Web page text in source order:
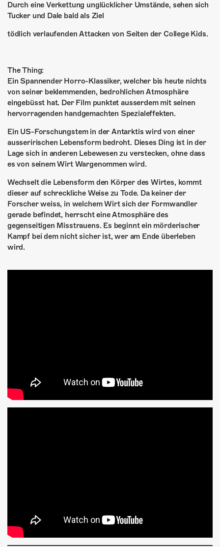
Durch eine Verkettung unglücklicher Umstände, sehen sich
Tucker und Dale bald als Ziel
tödlich verlaufenden Attacken von Seiten der College Kids.
The Thing:
Ein Spannender Horro-Klassiker, welcher bis heute nichts
von seiner beklemmenden, bedrohlichen Atmosphäre
eingebüsst hat. Der Film punktet ausserdem mit seinen
hervorragenden handgemachten Spezialeffekten.
Ein US-Forschungstem in der Antarktis wird von einer
ausseririschen Lebensform bedroht. Dieses Ding ist in der
Lage sich in anderen Lebewesen zu verstecken, ohne dass
es von seinem Wirt Wargenommen wird.
Wechselt die Lebensform den Körper des Wirtes, kommt
dieser auf schreckliche Weise zu Tode. Da keiner der
Forscher weiss, in welchem Wirt sich der Formwandler
gerade befindet, herrscht eine Atmosphäre des
gegenseitigen Misstrauens. Es beginnt ein mörderischer
Kampf bei dem nicht sicher ist, wer am Ende überleben
wird.